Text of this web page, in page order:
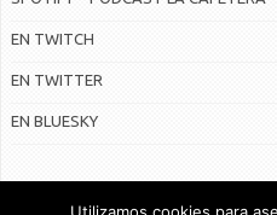
EN TWITCH
EN TWITTER
EN BLUESKY